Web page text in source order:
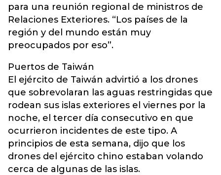
para una reunión regional de ministros de
Relaciones Exteriores. “Los países de la
región y del mundo están muy
preocupados por eso”.
Puertos de Taiwán
El ejército de Taiwán advirtió a los drones
que sobrevolaran las aguas restringidas que
rodean sus islas exteriores el viernes por la
noche, el tercer día consecutivo en que
ocurrieron incidentes de este tipo. A
principios de esta semana, dijo que los
drones del ejército chino estaban volando
cerca de algunas de las islas.